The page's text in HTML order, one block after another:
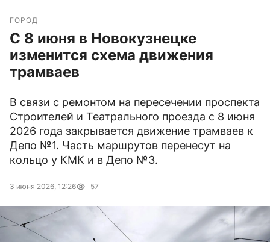
ГОРОД
С 8 июня в Новокузнецке
изменится схема движения
трамваев
В связи с ремонтом на пересечении проспекта
Строителей и Театрального проезда с 8 июня
2026 года закрывается движение трамваев к
Депо №1. Часть маршрутов перенесут на
кольцо у КМК и в Депо №3.
3 июня 2026, 12:26 57